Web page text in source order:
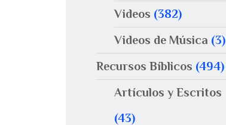
Videos (382)
Videos de Música (3)
Recursos Bíblicos (494)
Artículos y Escritos
(43)